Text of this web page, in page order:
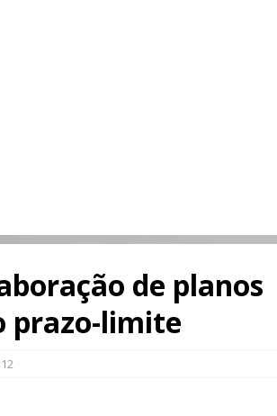
de planos
prazo-limite